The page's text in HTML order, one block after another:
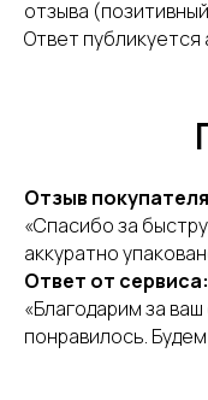
отзыва
Ответ публикуется
Отзыв
«Спасибо за
аккуратно
Ответ от сервиса:
«Благодарим за
понравилось.